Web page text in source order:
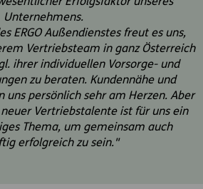
Unternehmens.
ERGO Außendienstes freut es uns,
Vertriebsteam in ganz Österreich
ihrer individuellen Vorsorge- und
zu beraten. Kundennähe und
uns persönlich sehr am Herzen. Aber
Vertriebstalente ist für uns ein
Thema, um gemeinsam auch
erfolgreich zu sein."